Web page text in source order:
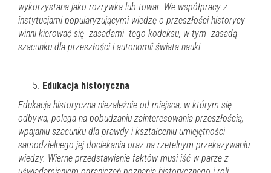
wykorzystana jako rozrywka lub towar. We współpracy z
instytucjami popularyzującymi wiedzę o przeszłości historycy
winni kierować się zasadami tego kodeksu, w tym zasadą
szacunku dla przeszłości i autonomii świata nauki.
Edukacja historyczna
Edukacja historyczna niezależnie od miejsca, w którym się
odbywa, polega na pobudzaniu zainteresowania przeszłością,
wpajaniu szacunku dla prawdy i kształceniu umiejętności
samodzielnego jej dociekania oraz na rzetelnym przekazywaniu
wiedzy. Wierne przedstawianie faktów musi iść w parze z